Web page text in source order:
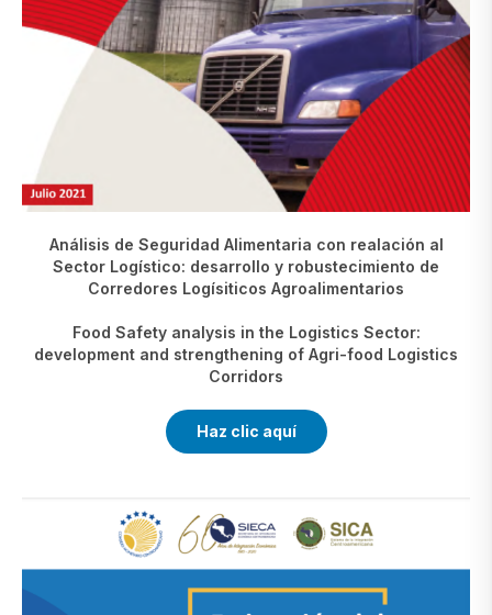
Análisis de Seguridad Alimentaria con realación al
Sector Logístico: desarrollo y robustecimiento de
Corredores Logísiticos Agroalimentarios
Food Safety analysis in the Logistics Sector:
development and strengthening of Agri-food Logistics
Corridors
Haz clic aquí